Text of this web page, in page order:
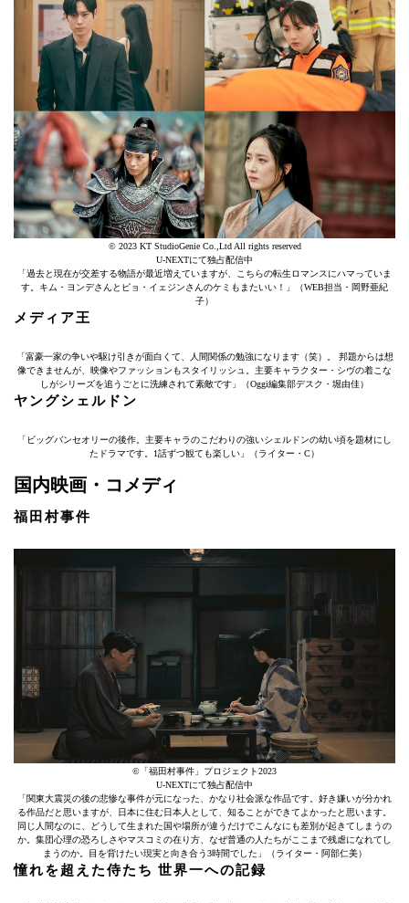
©︎ 2023 KT StudioGenie Co.,Ltd All rights reserved
U-NEXTにて独占配信中
「過去と現在が交差する物語が最近増えていますが、こちらの転生ロマンスにハマっていま
す。キム・ヨンデさんとピョ・イェジンさんのケミもまたいい！」（WEB担当・岡野亜紀
子）
メディア王
「富豪一家の争いや駆け引きが面白くて、人間関係の勉強になります（笑）。 邦題からは想
像できませんが、映像やファッションもスタイリッシュ。主要キャラクター・シヴの着こな
しがシリーズを追うごとに洗練されて素敵です」（Oggi編集部デスク・堀由佳）
ヤングシェルドン
「ビッグバンセオリーの後作。主要キャラのこだわりの強いシェルドンの幼い頃を題材にし
たドラマです。1話ずつ観ても楽しい」（ライター・C）
国内映画・コメディ
福田村事件
©「福田村事件」プロジェクト2023
U-NEXTにて独占配信中
「関東大震災の後の悲惨な事件が元になった、かなり社会派な作品です。好き嫌いが分かれ
る作品だと思いますが、日本に住む日本人として、知ることができてよかったと思います。
同じ人間なのに、どうして生まれた国や場所が違うだけでこんなにも差別が起きてしまうの
か。集団心理の恐ろしさやマスコミの在り方、なぜ普通の人たちがここまで残虐になれてし
まうのか。目を背けたい現実と向き合う3時間でした」（ライター・阿部仁美）
憧れを超えた侍たち 世界一への記録